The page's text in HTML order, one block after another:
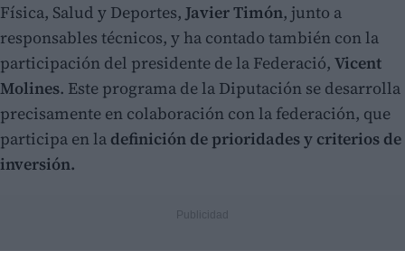
Física, Salud y Deportes, Javier Timón, junto a
responsables técnicos, y ha contado también con la
participación del presidente de la Federació, Vicent
Molines. Este programa de la Diputación se desarrolla
precisamente en colaboración con la federación, que
participa en la definición de prioridades y criterios de
inversión.